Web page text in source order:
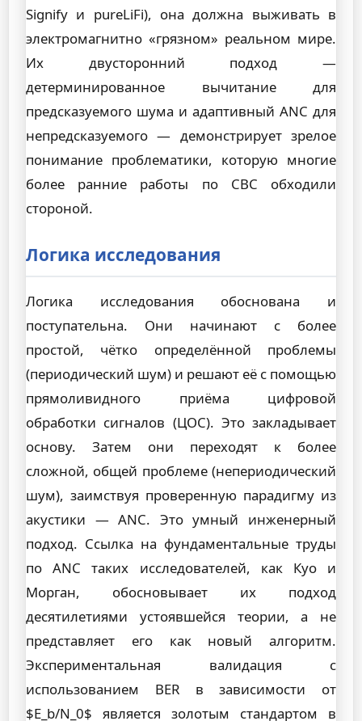
Signify и pureLiFi), она должна выживать в
электромагнитно «грязном» реальном мире.
Их двусторонний подход —
детерминированное вычитание для
предсказуемого шума и адаптивный ANC для
непредсказуемого — демонстрирует зрелое
понимание проблематики, которую многие
более ранние работы по СВС обходили
стороной.
Логика исследования
Логика исследования обоснована и
поступательна. Они начинают с более
простой, чётко определённой проблемы
(периодический шум) и решают её с помощью
прямоливидного приёма цифровой
обработки сигналов (ЦОС). Это закладывает
основу. Затем они переходят к более
сложной, общей проблеме (непериодический
шум), заимствуя проверенную парадигму из
акустики — ANC. Это умный инженерный
подход. Ссылка на фундаментальные труды
по ANC таких исследователей, как Куо и
Морган, обосновывает их подход
десятилетиями устоявшейся теории, а не
представляет его как новый алгоритм.
Экспериментальная валидация с
использованием BER в зависимости от
$E_b/N_0$ является золотым стандартом в